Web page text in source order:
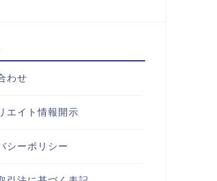
わせ
エイト情報開示
シーポリシー